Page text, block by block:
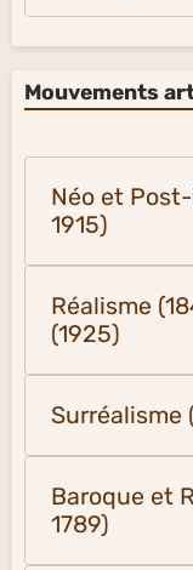
Mouvements
Néo et
1915)
Réalisme
(1925)
Surréalisme
Baroque et
1789)